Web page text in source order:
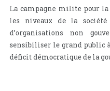
La campagne milite pour la
les niveaux de la
d’organisations non
sensibiliser le grand public
déficit démocratique de la